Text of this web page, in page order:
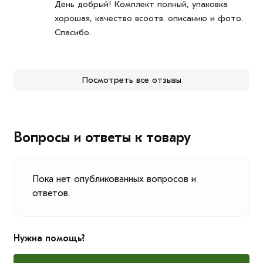
День добрый! Комплект полный, упаковка
хорошая, качество всоотв. описанию и фото.
Спасибо.
Посмотреть все отзывы
Вопросы и ответы к товару
Пока нет опубликованных вопросов и
ответов.
Нужна помощь?